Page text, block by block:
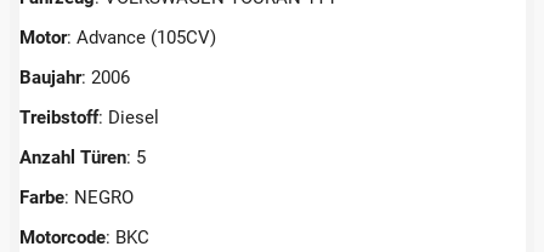
Motor: Advance (105CV)
Baujahr: 2006
Treibstoff: Diesel
Anzahl Türen: 5
Farbe: NEGRO
Motorcode: BKC